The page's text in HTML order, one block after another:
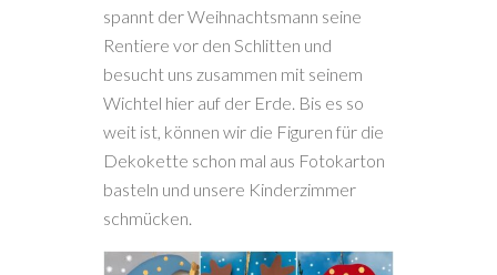
spannt der Weihnachtsmann seine
Rentiere vor den Schlitten und
besucht uns zusammen mit seinem
Wichtel hier auf der Erde. Bis es so
weit ist, können wir die Figuren für die
Dekokette schon mal aus Fotokarton
basteln und unsere Kinderzimmer
schmücken.